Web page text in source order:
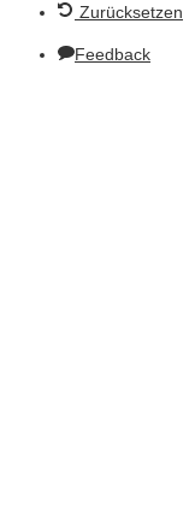
Zurücksetzen
Feedback